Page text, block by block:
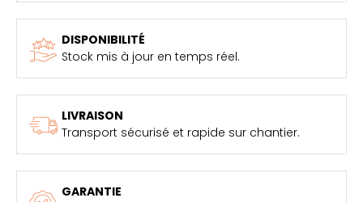
DISPONIBILITÉ
Stock mis à jour en temps réel.
LIVRAISON
Transport sécurisé et rapide sur chantier.
GARANTIE